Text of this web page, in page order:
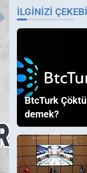
İLGINIZI
BtcTurk
demek?